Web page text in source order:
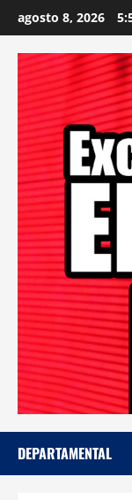
to
content
agosto 8, 2026
DEPARTAMENTAL